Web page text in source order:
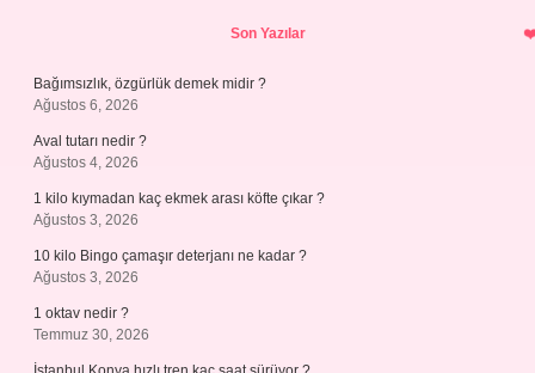
Son Yazılar
Bağımsızlık, özgürlük demek midir ?
Ağustos 6, 2026
Aval tutarı nedir ?
Ağustos 4, 2026
1 kilo kıymadan kaç ekmek arası köfte çıkar ?
Ağustos 3, 2026
10 kilo Bingo çamaşır deterjanı ne kadar ?
Ağustos 3, 2026
1 oktav nedir ?
Temmuz 30, 2026